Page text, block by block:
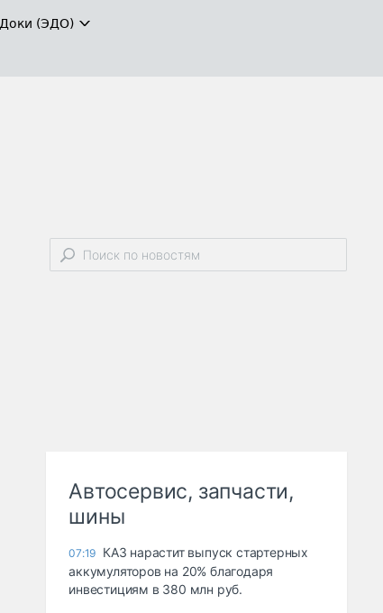
(ЭДО)
Автосервис, запчасти,
шины
07:19 КАЗ нарастит выпуск стартерных
аккумуляторов на 20% благодаря
инвестициям в 380 млн руб.